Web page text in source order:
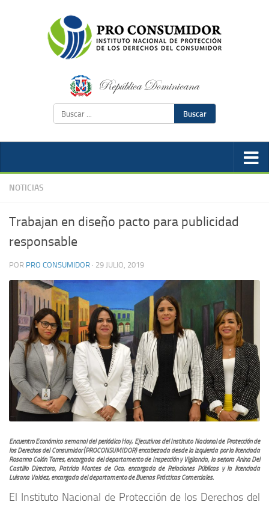
Buscar
NOTICIAS
Trabajan en diseño pacto para publicidad
responsable
POR PRO CONSUMIDOR · 29 JULIO, 2019
Encuentro Económico semanal del periódico Hoy, Ejecutivos del Instituto Nacional de Protección de
los Derechos del Consumidor (PROCONSUMIDOR) encabezada desde la izquierda por la licenciada
Rosanna Colón Torres, encargada del departamento de Inspección y Vigilancia; la señora Anina Del
Castillo Directora; Patricia Montes de Oca, encargada de Relaciones Públicas y la licenciada
Luisana Valdez, encargada del departamento de Buenas Prácticas Comerciales.
El Instituto Nacional de Protección de los Derechos del